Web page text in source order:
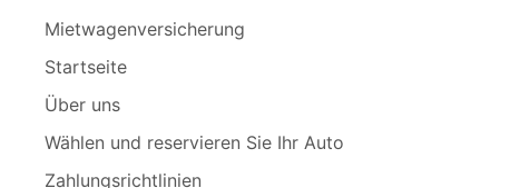
Mietwagenversicherung
Startseite
Über uns
Wählen und reservieren Sie Ihr Auto
Zahlungsrichtlinien